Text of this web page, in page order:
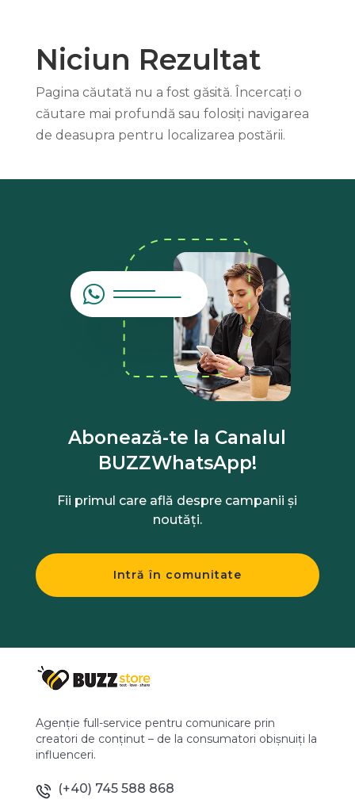
Niciun Rezultat
Pagina căutată nu a fost găsită. Încercați o
căutare mai profundă sau folosiți navigarea
de deasupra pentru localizarea postării.
Abonează-te la Canalul
BUZZWhatsApp!
Fii primul care află despre campanii și
noutăți.
Intră în comunitate
Agenție full-service pentru comunicare prin
creatori de conținut – de la consumatori obișnuiți la
influenceri.
(+40) 745 588 868